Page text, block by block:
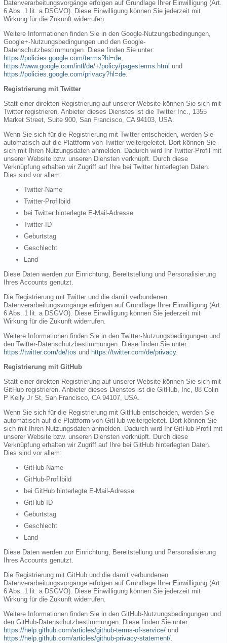
Datenverarbeitungsvorgänge erfolgen auf Grundlage Ihrer Einwilligung (Art.
6 Abs. 1 lit. a DSGVO). Diese Einwilligung können Sie jederzeit mit
Wirkung für die Zukunft widerrufen.
Weitere Informationen finden Sie in den Google-Nutzungsbedingungen,
Google+-Nutzungsbedingungen und den Google-
Datenschutzbestimmungen. Diese finden Sie unter:
https://policies.google.com/terms?hl=de,
https://www.google.com/intl/de/+/policy/pagesterms.html und
https://policies.google.com/privacy?hl=de.
Registrierung mit Twitter
Statt einer direkten Registrierung auf unserer Website können Sie sich mit
Twitter registrieren. Anbieter dieses Dienstes ist die Twitter Inc., 1355
Market Street, Suite 900, San Francisco, CA 94103, USA.
Wenn Sie sich für die Registrierung mit Twitter entscheiden, werden Sie
automatisch auf die Plattform von Twitter weitergeleitet. Dort können Sie
sich mit Ihren Nutzungsdaten anmelden. Dadurch wird Ihr Twitter-Profil mit
unserer Website bzw. unseren Diensten verknüpft. Durch diese
Verknüpfung erhalten wir Zugriff auf Ihre bei Twitter hinterlegten Daten.
Dies sind vor allem:
Twitter-Name
Twitter-Profilbild
bei Twitter hinterlegte E-Mail-Adresse
Twitter-ID
Geburtstag
Geschlecht
Land
Diese Daten werden zur Einrichtung, Bereitstellung und Personalisierung
Ihres Accounts genutzt.
Die Registrierung mit Twitter und die damit verbundenen
Datenverarbeitungsvorgänge erfolgen auf Grundlage Ihrer Einwilligung (Art.
6 Abs. 1 lit. a DSGVO). Diese Einwilligung können Sie jederzeit mit
Wirkung für die Zukunft widerrufen.
Weitere Informationen finden Sie in den Twitter-Nutzungsbedingungen und
den Twitter-Datenschutzbestimmungen. Diese finden Sie unter:
https://twitter.com/de/tos und https://twitter.com/de/privacy.
Registrierung mit GitHub
Statt einer direkten Registrierung auf unserer Website können Sie sich mit
GitHub registrieren. Anbieter dieses Dienstes ist die GitHub, Inc, 88 Colin
P Kelly Jr St, San Francisco, CA 94107, USA.
Wenn Sie sich für die Registrierung mit GitHub entscheiden, werden Sie
automatisch auf die Plattform von GitHub weitergeleitet. Dort können Sie
sich mit Ihren Nutzungsdaten anmelden. Dadurch wird Ihr GitHub-Profil mit
unserer Website bzw. unseren Diensten verknüpft. Durch diese
Verknüpfung erhalten wir Zugriff auf Ihre bei GitHub hinterlegten Daten.
Dies sind vor allem:
GitHub-Name
GitHub-Profilbild
bei GitHub hinterlegte E-Mail-Adresse
GitHub-ID
Geburtstag
Geschlecht
Land
Diese Daten werden zur Einrichtung, Bereitstellung und Personalisierung
Ihres Accounts genutzt.
Die Registrierung mit GitHub und die damit verbundenen
Datenverarbeitungsvorgänge erfolgen auf Grundlage Ihrer Einwilligung (Art.
6 Abs. 1 lit. a DSGVO). Diese Einwilligung können Sie jederzeit mit
Wirkung für die Zukunft widerrufen.
Weitere Informationen finden Sie in den GitHub-Nutzungsbedingungen und
den GitHub-Datenschutzbestimmungen. Diese finden Sie unter:
https://help.github.com/articles/github-terms-of-service/ und
https://help.github.com/articles/github-privacy-statement/.